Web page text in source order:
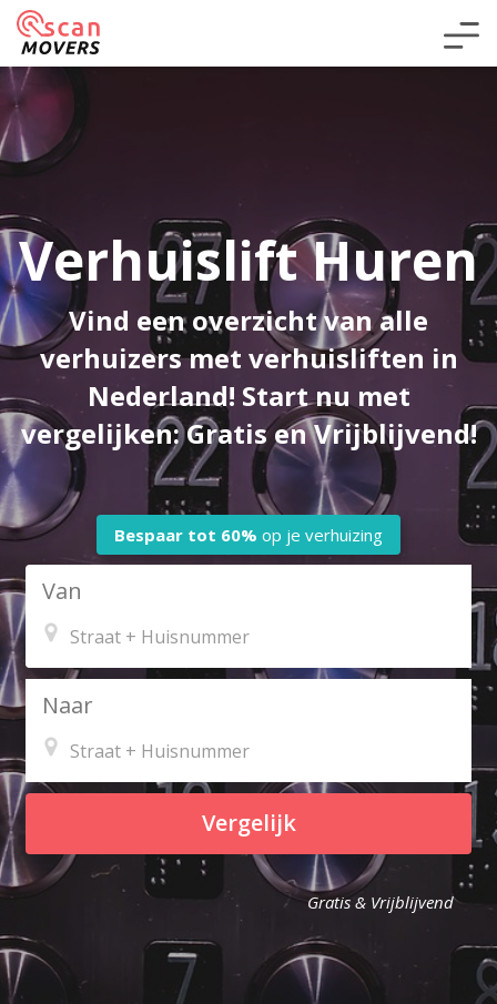
Verhuislift Huren
Vind een overzicht van alle
verhuizers met verhuisliften in
Nederland! Start nu met
vergelijken: Gratis en Vrijblijvend!
Bespaar tot 60% op je verhuizing
Van
Naar
Vergelijk
Gratis & Vrijblijvend